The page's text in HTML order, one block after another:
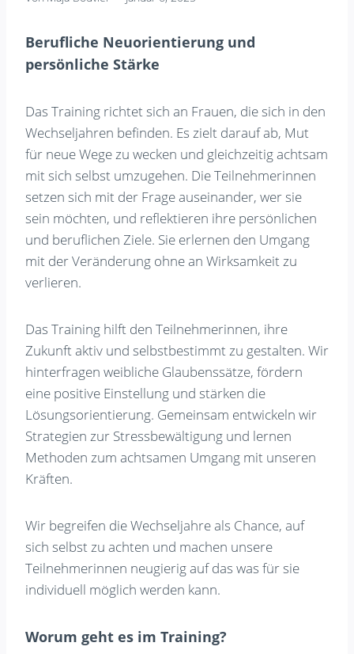
Berufliche Neuorientierung und
persönliche Stärke
Das Training richtet sich an Frauen, die sich in den
Wechseljahren befinden. Es zielt darauf ab, Mut
für neue Wege zu wecken und gleichzeitig achtsam
mit sich selbst umzugehen. Die Teilnehmerinnen
setzen sich mit der Frage auseinander, wer sie
sein möchten, und reflektieren ihre persönlichen
und beruflichen Ziele. Sie erlernen den Umgang
mit der Veränderung ohne an Wirksamkeit zu
verlieren.
Das Training hilft den Teilnehmerinnen, ihre
Zukunft aktiv und selbstbestimmt zu gestalten. Wir
hinterfragen weibliche Glaubenssätze, fördern
eine positive Einstellung und stärken die
Lösungsorientierung. Gemeinsam entwickeln wir
Strategien zur Stressbewältigung und lernen
Methoden zum achtsamen Umgang mit unseren
Kräften.
Wir begreifen die Wechseljahre als Chance, auf
sich selbst zu achten und machen unsere
Teilnehmerinnen neugierig auf das was für sie
individuell möglich werden kann.
Worum geht es im Training?